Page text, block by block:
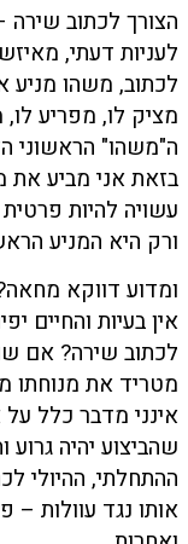
הצורך לכתוב שירה
לעניות דעתי,
לכתוב, משהו מניע
מציק לו, מפריע לו,
ה"משהו" הראשוני
בזאת אני מביע
עשויה להיות
ורק היא המניע
ומדוע דווקא
אין בעיות והחיים
לכתוב שירה? אם
מטריד את מנוחתו
אינני מדבר כלל על
שהביצוע יהיה
ההתחלתי, ההיולי
אותו נגד עוולות –